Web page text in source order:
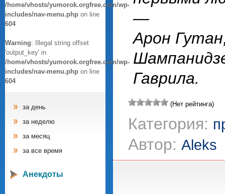
/home/vhosts/yumorok.orgfree.com/wp-
includes/nav-menu.php on line
604
Warning: Illegal string offset
'output_key' in
/home/vhosts/yumorok.orgfree.com/wp-
includes/nav-menu.php on line
604
за день
за неделю
за месяц
за все время
Анекдоты
—
Арон
Гаврила.
(Нет рейтинга)
Категория:
Автор: Aleks